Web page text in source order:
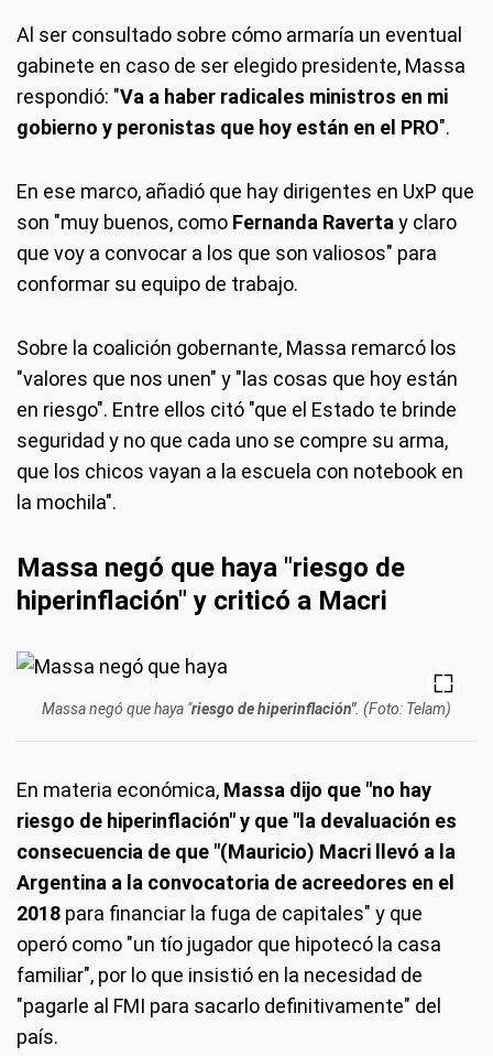
Al ser consultado sobre cómo armaría un eventual
gabinete en caso de ser elegido presidente, Massa
respondió: "Va a haber radicales ministros en mi
gobierno y peronistas que hoy están en el PRO".
En ese marco, añadió que hay dirigentes en UxP que
son "muy buenos, como Fernanda Raverta y claro
que voy a convocar a los que son valiosos" para
conformar su equipo de trabajo.
Sobre la coalición gobernante, Massa remarcó los
"valores que nos unen" y "las cosas que hoy están
en riesgo". Entre ellos citó "que el Estado te brinde
seguridad y no que cada uno se compre su arma,
que los chicos vayan a la escuela con notebook en
la mochila".
Massa negó que haya "riesgo de
hiperinflación" y criticó a Macri
Massa negó que haya "riesgo de hiperinflación". (Foto: Telam)
En materia económica, Massa dijo que "no hay
riesgo de hiperinflación" y que "la devaluación es
consecuencia de que "(Mauricio) Macri llevó a la
Argentina a la convocatoria de acreedores en el
2018 para financiar la fuga de capitales" y que
operó como "un tío jugador que hipotecó la casa
familiar", por lo que insistió en la necesidad de
"pagarle al FMI para sacarlo definitivamente" del
país.